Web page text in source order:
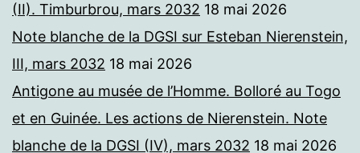
(II). Timburbrou, mars 2032 18 mai 2026
Note blanche de la DGSI sur Esteban Nierenstein,
III, mars 2032 18 mai 2026
Antigone au musée de l’Homme. Bolloré au Togo
et en Guinée. Les actions de Nierenstein. Note
blanche de la DGSI (IV), mars 2032 18 mai 2026